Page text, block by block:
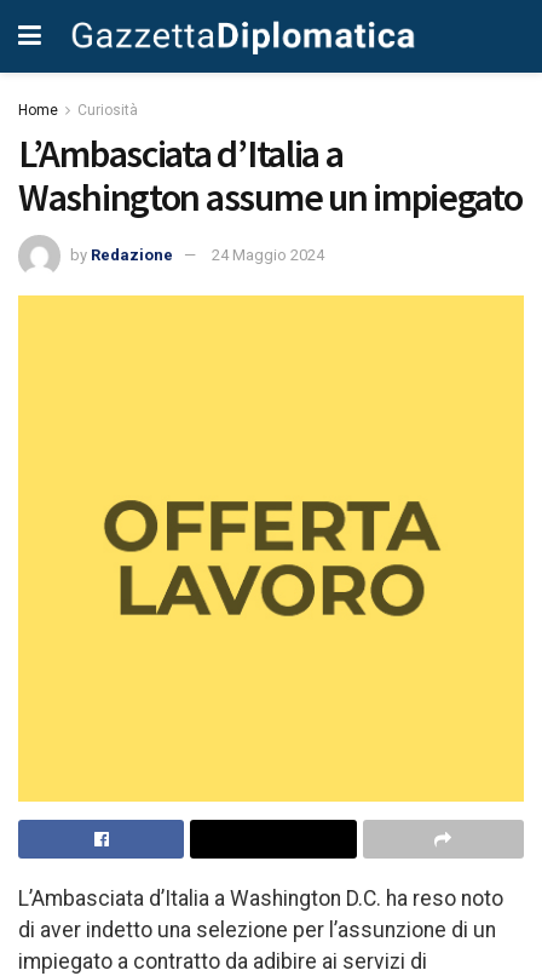
Home Curiosità
L’Ambasciata d’Italia a
Washington assume un impiegato
by Redazione 24 Maggio 2024
L’Ambasciata d’Italia a Washington D.C. ha reso noto
di aver indetto una selezione per l’assunzione di un
impiegato a contratto da adibire ai servizi di